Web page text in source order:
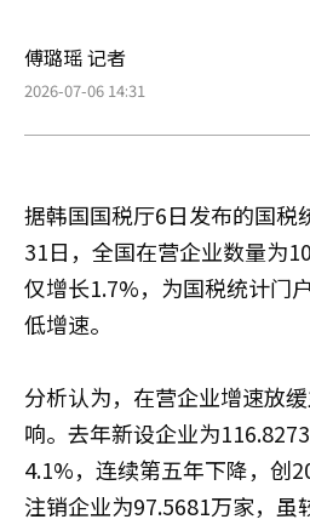
傅璐瑶 记者
2026-07-06 14:31
据韩国国税厅6日发布的国税
31日，全国在营企业数量为
仅增长1.7%，为国税统计门
低增速。
分析认为，在营企业增速放
响。去年新设企业为
4.1%，连续第五年下降，创
注销企业为97.5681万家，虽